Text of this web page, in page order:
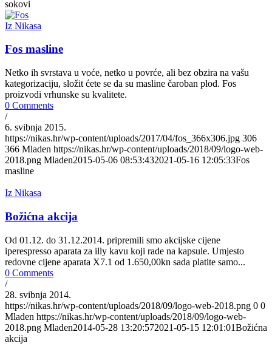
sokovi
Iz Nikasa
Fos masline
Netko ih svrstava u voće, netko u povrće, ali bez obzira na vašu
kategorizaciju, složit ćete se da su masline čaroban plod. Fos
proizvodi vrhunske su kvalitete.
0 Comments
/
6. svibnja 2015.
https://nikas.hr/wp-content/uploads/2017/04/fos_366x306.jpg 306
366 Mladen https://nikas.hr/wp-content/uploads/2018/09/logo-web-
2018.png Mladen2015-05-06 08:53:432021-05-16 12:05:33Fos
masline
Iz Nikasa
Božićna akcija
Od 01.12. do 31.12.2014. pripremili smo akcijske cijene
iperespresso aparata za illy kavu koji rade na kapsule. Umjesto
redovne cijene aparata X7.1 od 1.650,00kn sada platite samo...
0 Comments
/
28. svibnja 2014.
https://nikas.hr/wp-content/uploads/2018/09/logo-web-2018.png 0 0
Mladen https://nikas.hr/wp-content/uploads/2018/09/logo-web-
2018.png Mladen2014-05-28 13:20:572021-05-15 12:01:01Božićna
akcija